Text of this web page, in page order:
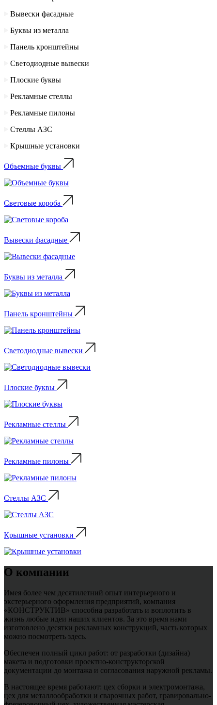
Вывески фасадные
Буквы из металла
Панель кронштейны
Светодиодные вывески
Плоские буквы
Рекламные стеллы
Рекламные пилоны
Стеллы АЗС
Крышные установки
Объемные буквы
Световые короба
Вывески фасадные
Буквы из металла
Панель кронштейны
Светодиодные вывески
Плоские буквы
Рекламные стеллы
Рекламные пилоны
Стеллы АЗС
Крышные установки
О компании
Имея более чем десятилетний опыт интерьерного и
экстерьерного оформления предприятий, компания
«КОНСТРУКТИВ» способна разработать и воплотить в
жизнь любые идеи наших клиентов. За это время нами
изготовлено десятки рекламных конструкций, часть которых
можно посмотреть здесь.
Обеспечен полный цикл работ: от разработки (дизайна)
макета и подготовки проектно-конструкторской
документации до монтажа и согласования наружной рекламы.
В настоящее время работают: цех сборки и электромонтажа,
цех для металлообработки и сварочных работ, гравировально-